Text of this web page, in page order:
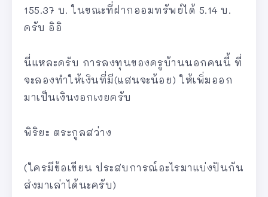
155.37 บ. ในขณะที่ฝากออมทรัพย์ได้ 5.14 บ.
ครับ อิอิ
นี่แหละครับ การลงทุนของครูบ้านนอกคนนี้ ที่
จะลองทำให้เงินที่มี(แสนจะน้อย) ให้เพิ่มออก
มาเป็นเงินงอกเงยครับ
พิริยะ ตระกูลสว่าง
(ใครมีข้อเขียน ประสบการณ์อะไรมาแบ่งปันกัน
ส่งมาเล่าได้นะครับ)